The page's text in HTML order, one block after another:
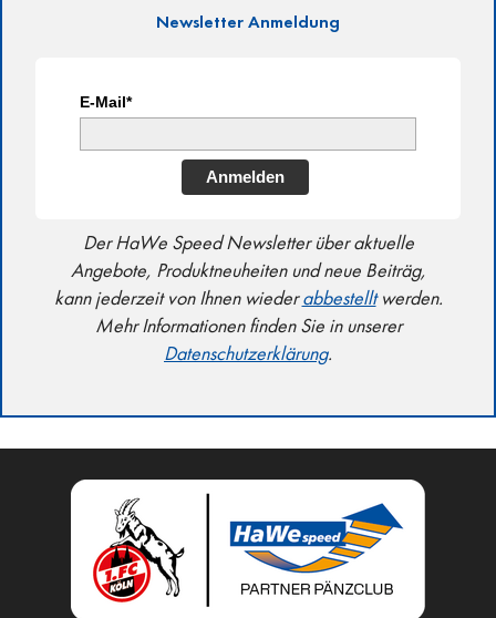
Newsletter Anmeldung
E-Mail*
Anmelden
Der HaWe Speed Newsletter über aktuelle
Angebote, Produktneuheiten und neue Beiträg,
kann jederzeit von Ihnen wiederabbestelltwerden.
Mehr Informationen finden Sie in unserer
Datenschutzerklärung.